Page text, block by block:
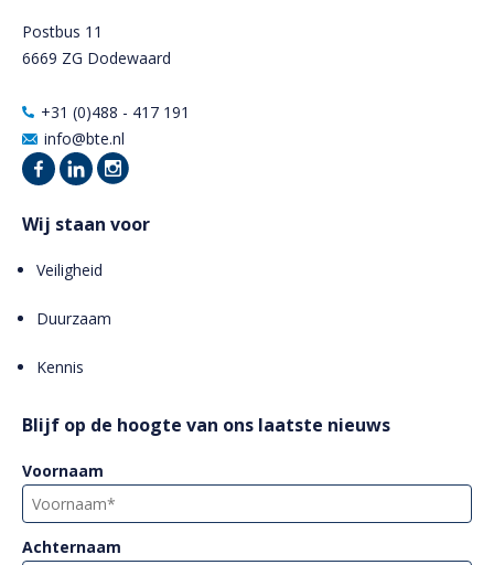
Postbus 11
6669 ZG Dodewaard
+31 (0)488 - 417 191
info@bte.nl
Wij staan voor
Veiligheid
Duurzaam
Kennis
Blijf op de hoogte van ons laatste nieuws
Voornaam
Achternaam